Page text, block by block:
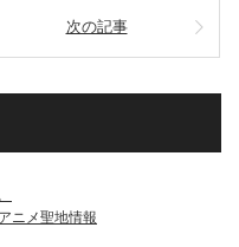
次の記事
ニメ聖地情報